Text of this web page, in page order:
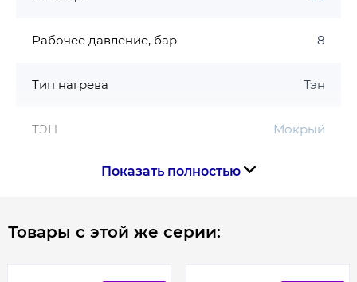
Рабочее давление, бар 8
Тип нагрева Тэн
ТЭН Мокрый
Показать полностью
Товары с этой же серии: